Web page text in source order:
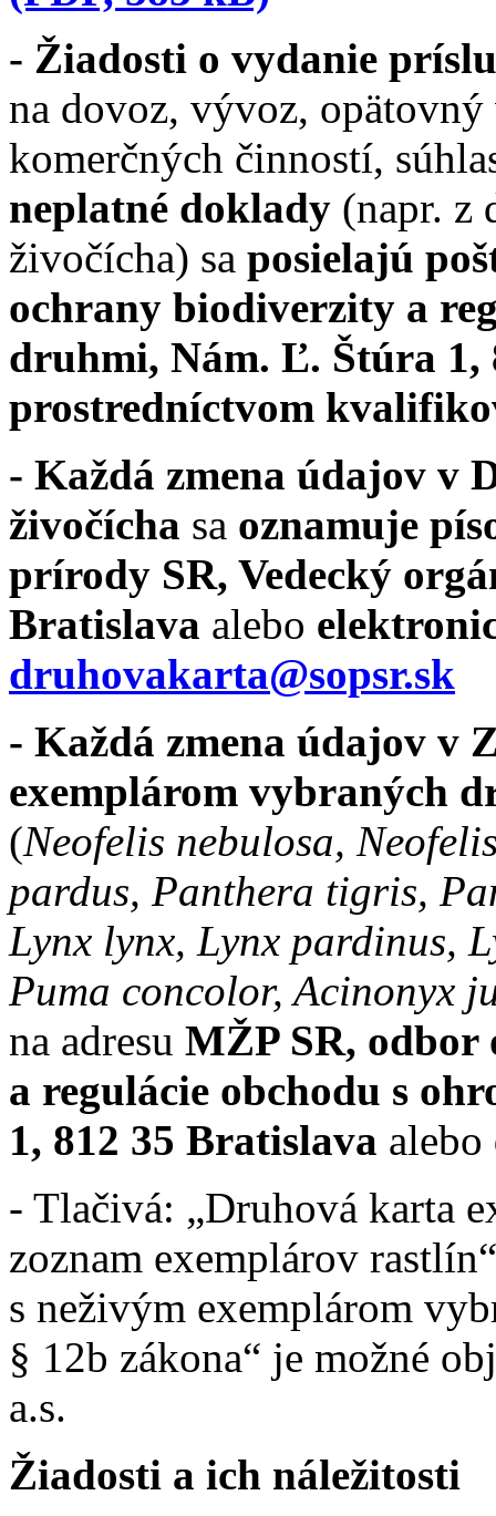
- Žiadosti o vydanie
na dovoz, vývoz,
komerčných činností,
neplatné doklady (napr. z
živočícha) sa posielajú
ochrany biodiverzity a
druhmi, Nám. Ľ. Štúra
prostredníctvom
- Každá zmena údajov v
živočícha sa oznamuje
prírody SR, Vedecký
Bratislava alebo
druhovakarta@sopsr.sk
- Každá zmena údajov v
exemplárom vybraných
(Neofelis nebulosa,
pardus, Panthera tigris,
Lynx lynx, Lynx pardinus,
Puma concolor, Acinonyx
na adresu MŽP SR, odbor
a regulácie obchodu s
1, 812 35 Bratislava alebo
- Tlačivá: „Druhová karta
zoznam exemplárov
s neživým exemplárom
§ 12b zákona“ je možné
a.s.
Žiadosti a ich náležitosti